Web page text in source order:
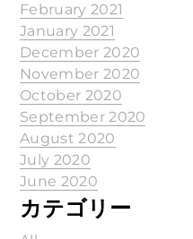
February 2021
January 2021
December 2020
November 2020
October 2020
September 2020
August 2020
July 2020
June 2020
カテゴリー